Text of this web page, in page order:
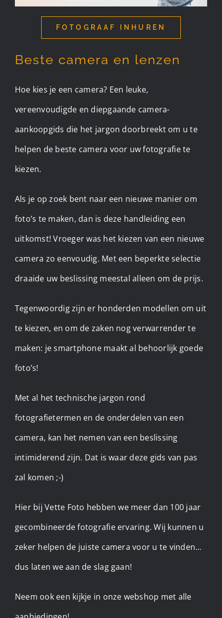
FOTOGRAAF INHUREN
Beste camera en lenzen
Hoe kies je een camera? Een leuke,
vereenvoudigde en diepgaande camera-
aankoopgids die het jargon doorbreekt om u te
helpen de beste camera voor uw fotografie te
kiezen.
Als je op zoek bent naar een nieuwe manier om
foto’s te maken, dan is deze handleiding een
uitkomst! Vroeger was het kiezen van een nieuwe
camera zo eenvoudig. Met een beperkte selectie
draaide uw beslissing meestal alleen om de prijs.
Tegenwoordig zijn er honderden modellen om uit
te kiezen, en om de zaken nog verwarrender te
maken: je smartphone maakt al behoorlijk goede
foto’s!
Met al het technische jargon rond
fotografietermen en de onderdelen van een
camera, kan het nemen van een beslissing
intimiderend zijn. Dat is waar deze gids van pas
zal komen ;-)
Hier bij Vette Foto hebben we meer dan 100 jaar
gecombineerde fotografie ervaring. Wij kunnen u
zeker helpen de juiste camera voor u te vinden…
dus laten we aan de slag gaan!
Neem ook een kijkje in onze webshop met alle